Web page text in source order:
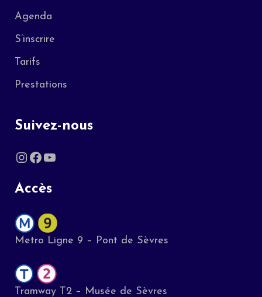
Agenda
S’inscrire
Tarifs
Prestations
Suivez-nous
Instagram
Facebook
YouTube
Accès
Metro Ligne 9 – Pont de Sèvres
Tramway T2 – Musée de Sèvres